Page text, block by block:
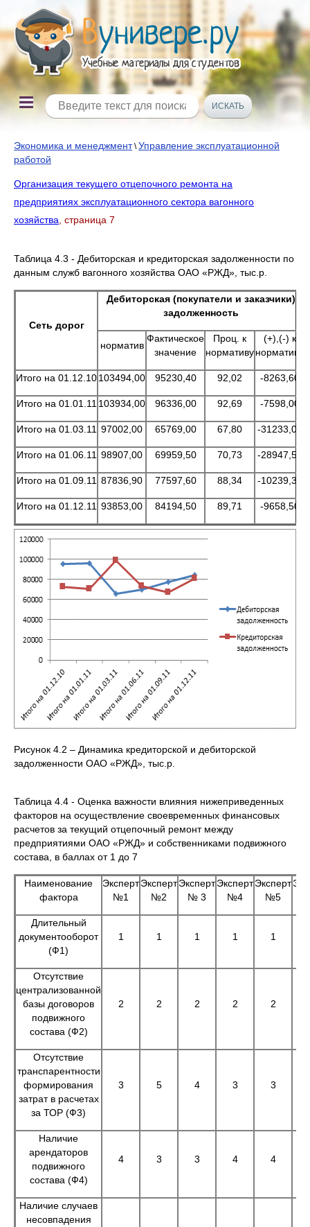
Экономика и менеджмент\Управление эксплуатационной
работой
Организация текущего отцепочного ремонта на
предприятиях эксплуатационного сектора вагонного
хозяйства , страница 7
Таблица 4.3 - Дебиторская и кредиторская задолженности по
данным служб вагонного хозяйства ОАО «РЖД», тыс.р.
Сеть дорог
Дебиторская (покупатели и заказчики)
задолженность
норматив
Фактическое
значение
Проц. к
нормативу
(+),(-) к
нормативу
Итого на 01.12.10103494,00 95230,40 92,02 -8263,60
Итого на 01.01.11 103934,00 96336,00 92,69 -7598,00
Итого на 01.03.11 97002,00 65769,00 67,80 -31233,00
Итого на 01.06.11 98907,00 69959,50 70,73 -28947,50
Итого на 01.09.11 87836,90 77597,60 88,34 -10239,30
Итого на 01.12.11 93853,00 84194,50 89,71 -9658,50
Рисунок 4.2 – Динамика кредиторской и дебиторской
задолженности ОАО «РЖД», тыс.р.
Таблица 4.4 - Оценка важности влияния нижеприведенных
факторов на осуществление своевременных финансовых
расчетов за текущий отцепочный ремонт между
предприятиями ОАО «РЖД» и собственниками подвижного
состава, в баллах от 1 до 7
Наименование
фактора
Эксперт
№1
Эксперт
№2
Эксперт
№ 3
Эксперт
№4
Эксперт
№5
Длительный
документооборот
(Ф1)
1 1 1 1 1
Отсутствие
централизованной
базы договоров
подвижного
состава (Ф2)
2 2 2 2 2
Отсутствие
транспарентности
формирования
затрат в расчетах
за ТОР (Ф3)
3 5 4 3 3
Наличие
арендаторов
подвижного
состава (Ф4)
4 3 3 4 4
Наличие случаев
несовпадения